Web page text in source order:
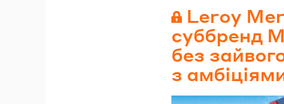
Leroy
суббренд
без
з
Email